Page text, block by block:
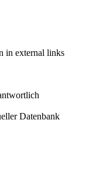
in external links
Datenbank